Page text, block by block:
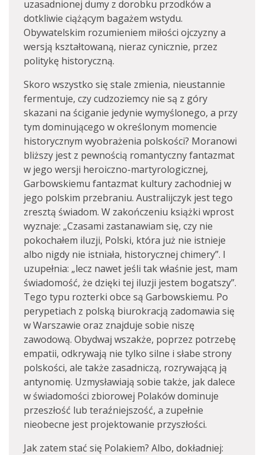
uzasadnionej dumy z dorobku przodków a
dotkliwie ciążącym bagażem wstydu.
Obywatelskim rozumieniem miłości ojczyzny a
wersją kształtowaną, nieraz cynicznie, przez
politykę historyczną.
Skoro wszystko się stale zmienia, nieustannie
fermentuje, czy cudzoziemcy nie są z góry
skazani na ściganie jedynie wymyślonego, a przy
tym dominującego w określonym momencie
historycznym wyobrażenia polskości? Moranowi
bliższy jest z pewnością romantyczny fantazmat
w jego wersji heroiczno-martyrologicznej,
Garbowskiemu fantazmat kultury zachodniej w
jego polskim przebraniu. Australijczyk jest tego
zresztą świadom. W zakończeniu książki wprost
wyznaje: „Czasami zastanawiam się, czy nie
pokochałem iluzji, Polski, która już nie istnieje
albo nigdy nie istniała, historycznej chimery”. I
uzupełnia: „lecz nawet jeśli tak właśnie jest, mam
świadomość, że dzięki tej iluzji jestem bogatszy”.
Tego typu rozterki obce są Garbowskiemu. Po
perypetiach z polską biurokracją zadomawia się
w Warszawie oraz znajduje sobie niszę
zawodową. Obydwaj wszakże, poprzez potrzebę
empatii, odkrywają nie tylko silne i słabe strony
polskości, ale także zasadniczą, rozrywającą ją
antynomię. Uzmysławiają sobie także, jak dalece
w świadomości zbiorowej Polaków dominuje
przeszłość lub teraźniejszość, a zupełnie
nieobecne jest projektowanie przyszłości.
Jak zatem stać się Polakiem? Albo, dokładniej: